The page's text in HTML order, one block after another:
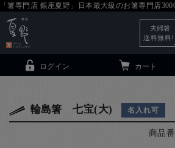
「箸専門店 銀座夏野」日本最大級のお箸専門店
ログイン カート
夫婦箸
送料無料
輪島箸 七宝(大) 名入れ可
商品